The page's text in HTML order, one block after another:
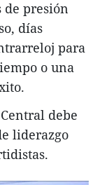
de presión
días
para
o una
debe
liderazgo